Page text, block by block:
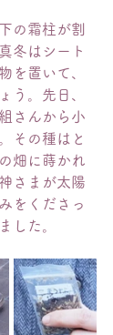
の霜柱が割
冬はシート
を置いて、
う。先日、
さんから小
その種はと
畑に蒔かれ
さまが太陽
をくださっ
した。